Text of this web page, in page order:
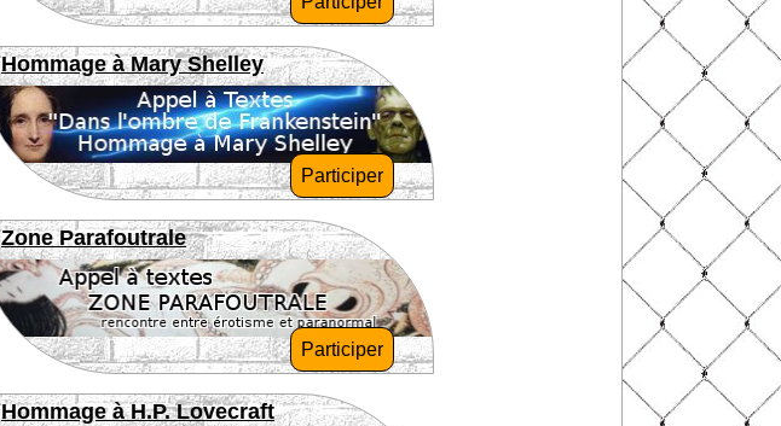
Hommage à Mary Shelley
Participer
Zone Parafoutrale
Participer
Hommage à H.P. Lovecraft